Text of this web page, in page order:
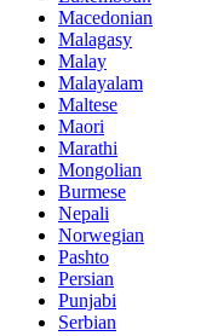
Macedonian
Malagasy
Malay
Malayalam
Maltese
Maori
Marathi
Mongolian
Burmese
Nepali
Norwegian
Pashto
Persian
Punjabi
Serbian